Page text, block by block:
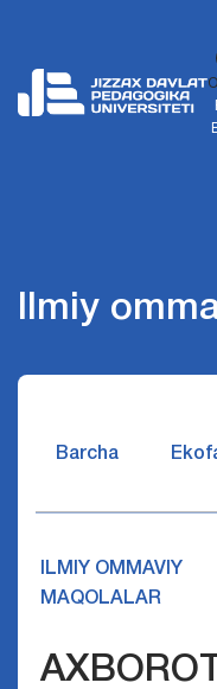
Ilmiy
Barcha
ILMIY OMMAVIY
MAQOLALAR